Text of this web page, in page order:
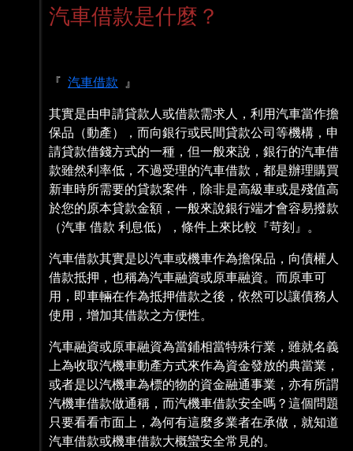
汽車借款是什麼？
『 汽車借款 』
其實是由申請貸款人或借款需求人，利用汽車當作擔
保品（動產），而向銀行或民間貸款公司等機構，申
請貸款借錢方式的一種，但一般來說，銀行的汽車借
款雖然利率低，不過受理的汽車借款，都是辦理購買
新車時所需要的貸款案件，除非是高級車或是殘值高
於您的原本貸款金額，一般來說銀行端才會容易撥款
（汽車 借款 利息低），條件上來比較『苛刻』。
汽車借款其實是以汽車或機車作為擔保品，向債權人
借款抵押，也稱為汽車融資或原車融資。而原車可
用，即車輛在作為抵押借款之後，依然可以讓債務人
使用，增加其借款之方便性。
汽車融資或原車融資為當鋪相當特殊行業，雖就名義
上為收取汽機車動產方式來作為資金發放的典當業，
或者是以汽機車為標的物的資金融通事業，亦有所謂
汽機車借款做通稱，而汽機車借款安全嗎？這個問題
只要看看市面上，為何有這麼多業者在承做，就知道
汽車借款或機車借款大概蠻安全常見的。